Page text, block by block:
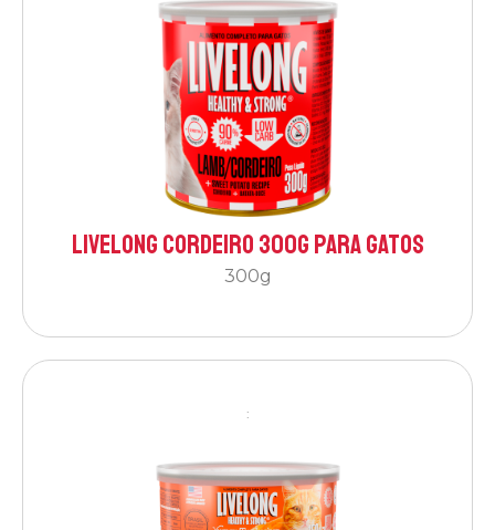
Livelong Cordeiro 300g para Gatos
300g
: